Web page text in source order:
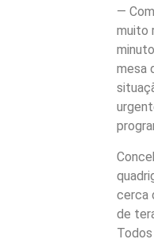
—
muito
mesa
cerca
de